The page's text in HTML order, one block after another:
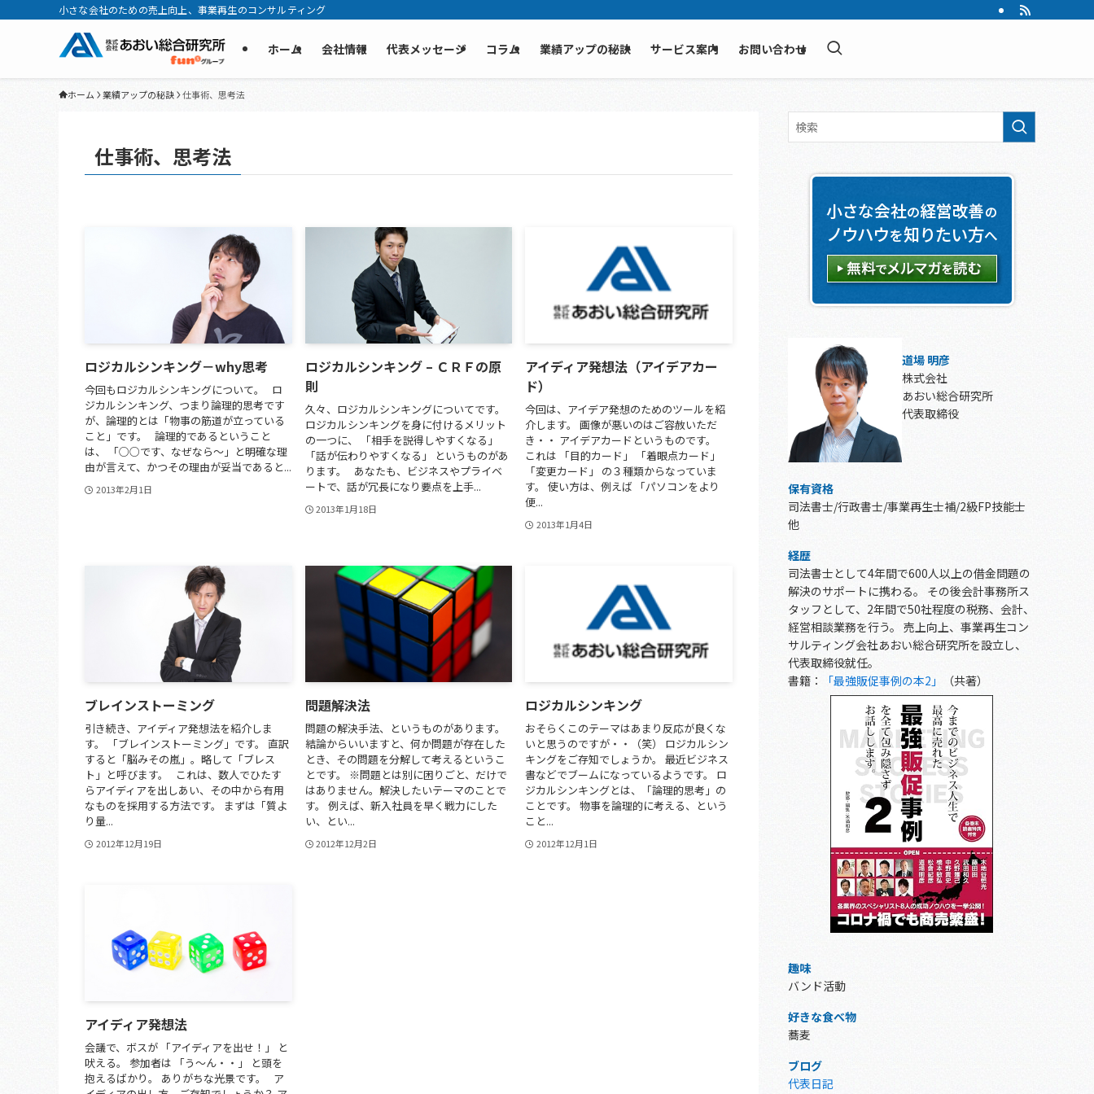
小さな会社のための売上向上、事業再生のコンサルティング
ホーム 会社情報 代表メッセージ コラム 業績アップの秘訣 サービス案内 お問い合わせ
ホーム 業績アップの秘訣 仕事術、思考法
仕事術、思考法
ロジカルシンキング－why思考
今回もロジカルシンキングについて。 ロ
ジカルシンキング、つまり論理的思考です
が、論理的とは「物事の筋道が立っている
こと」です。 論理的であるということ
は、 「○○です、なぜなら～」と明確な理
由が言えて、かつその理由が妥当であると...
2013年2月1日
ロジカルシンキング – ＣＲＦの原
則
久々、ロジカルシンキングについてです。
ロジカルシンキングを身に付けるメリット
の一つに、 「相手を説得しやすくなる」
「話が伝わりやすくなる」 というものがあ
ります。 あなたも、ビジネスやプライベ
ートで、話が冗長になり要点を上手...
2013年1月18日
アイディア発想法（アイデアカー
ド）
今回は、アイデア発想のためのツールを紹
介します。 画像が悪いのはご容赦いただ
き・・ アイデアカードというものです。
これは 「目的カード」 「着眼点カード」
「変更カード」 の３種類からなっていま
す。 使い方は、例えば 「パソコンをより
便...
2013年1月4日
ブレインストーミング
引き続き、アイディア発想法を紹介しま
す。 「ブレインストーミング」です。 直訳
すると「脳みその嵐」。略して「ブレス
ト」と呼びます。 これは、数人でひたす
らアイディアを出しあい、その中から有用
なものを採用する方法です。 まずは「質よ
り量...
2012年12月19日
問題解決法
問題の解決手法、というものがあります。
結論からいいますと、何か問題が存在した
とき、その問題を分解して考えるというこ
とです。 ※問題とは別に困りごと、だけで
はありません。解決したいテーマのことで
す。 例えば、新入社員を早く戦力にした
い、とい...
2012年12月2日
ロジカルシンキング
おそらくこのテーマはあまり反応が良くな
いと思うのですが・・（笑） ロジカルシン
キングをご存知でしょうか。 最近ビジネス
書などでブームになっているようです。 ロ
ジカルシンキングとは、「論理的思考」の
ことです。 物事を論理的に考える、という
こと...
2012年12月1日
アイディア発想法
会議で、ボスが 「アイディアを出せ！」 と
吠える。 参加者は 「う～ん・・」 と頭を
抱えるばかり。 ありがちな光景です。 ア
道場 明彦
株式会社
あおい総合研究所
代表取締役
保有資格
司法書士/行政書士/事業再生士補/2級FP技能士
他
経歴
司法書士として4年間で600人以上の借金問題の
解決のサポートに携わる。 その後会計事務所ス
タッフとして、2年間で50社程度の税務、会計、
経営相談業務を行う。 売上向上、事業再生コン
サルティング会社あおい総合研究所を設立し、
代表取締役就任。
書籍：
「最強販促事例の本2」 （共著）
趣味
バンド活動
好きな食べ物
蕎麦
ブログ
代表日記